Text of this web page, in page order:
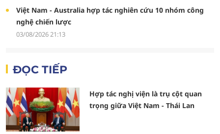
Việt Nam - Australia hợp tác nghiên cứu 10 nhóm công
nghệ chiến lược
03/08/2026 21:13
ĐỌC TIẾP
Hợp tác nghị viện là trụ cột quan
trọng giữa Việt Nam - Thái Lan